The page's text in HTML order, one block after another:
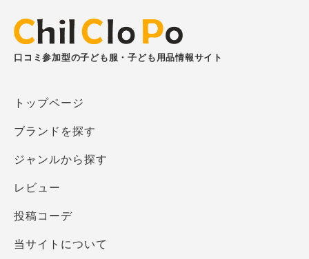
口コミ参加型の子ども服・子ども用品情報サイト
トップページ
ブランドを探す
ジャンルから探す
レビュー
投稿コーデ
当サイトについて